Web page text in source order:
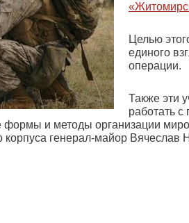
Целью
единого
операции.
Также эти
работать
и методы организации
корпуса генерал-майор Вячеслав